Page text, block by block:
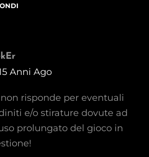
Anni Ago
non risponde per eventuali
e/o stirature dovute ad
prolungato del gioco in